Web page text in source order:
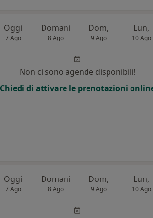
Oggi
7 Ago
Domani
8 Ago
Dom,
9 Ago
Lun,
10 Ago
Non ci sono agende disponibili!
Chiedi di attivare le prenotazioni
Oggi
7 Ago
Domani
8 Ago
Dom,
9 Ago
Lun,
10 Ago